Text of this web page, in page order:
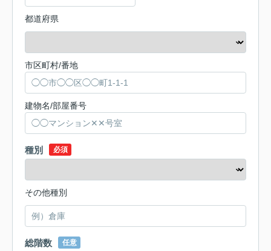
都道府県
市区町村/番地
建物名/部屋番号
種別 必須
その他種別
総階数 任意